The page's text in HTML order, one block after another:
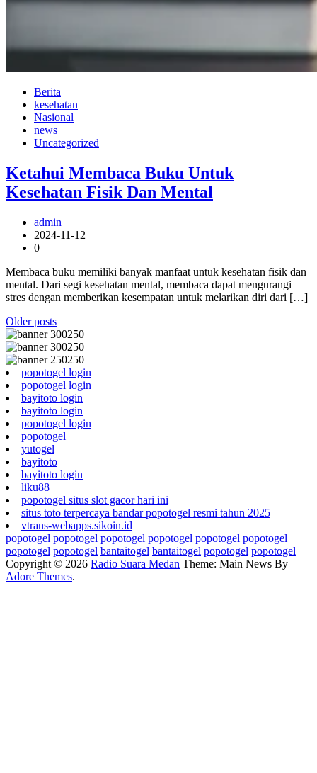
Berita
kesehatan
Nasional
news
Uncategorized
Ketahui Membaca Buku Untuk
Kesehatan Fisik Dan Mental
admin
2024-11-12
0
Membaca buku memiliki banyak manfaat untuk kesehatan fisik dan
mental. Dari segi kesehatan mental, membaca dapat mengurangi
stres dengan memberikan kesempatan untuk melarikan diri dari […]
Posts
navigation
Older posts
popotogel login
popotogel login
bayitoto login
bayitoto login
popotogel login
popotogel
yutogel
bayitoto
bayitoto login
liku88
popotogel situs slot gacor hari ini
situs toto terpercaya bandar popotogel resmi tahun 2025
vtrans-webapps.sikoin.id
popotogel popotogel popotogel popotogel popotogel popotogel
popotogel popotogel bantaitogel bantaitogel popotogel popotogel
Copyright © 2026 Radio Suara Medan Theme: Main News By
Adore Themes.